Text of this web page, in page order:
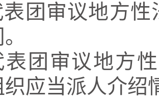
团审议地方
表团审议地方
织应当派人介绍